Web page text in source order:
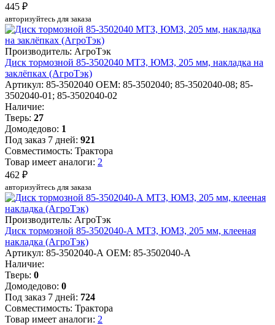
445 ₽
авторизуйтесь для заказа
Производитель: АгроТэк
Диск тормозной 85-3502040 МТЗ, ЮМЗ, 205 мм, накладка на
заклёпках (АгроТэк)
Артикул: 85-3502040 OEM: 85-3502040; 85-3502040-08; 85-
3502040-01; 85-3502040-02
Наличие:
Тверь: 27
Домодедово: 1
Под заказ 7 дней: 921
Совместимость: Трактора
Товар имеет аналоги: 2
462 ₽
авторизуйтесь для заказа
Производитель: АгроТэк
Диск тормозной 85-3502040-А МТЗ, ЮМЗ, 205 мм, клееная
накладка (АгроТэк)
Артикул: 85-3502040-А OEM: 85-3502040-А
Наличие:
Тверь: 0
Домодедово: 0
Под заказ 7 дней: 724
Совместимость: Трактора
Товар имеет аналоги: 2